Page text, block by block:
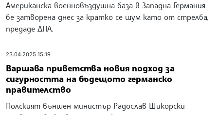
Американска военновъздушна база в Западна Германия
бе затворена днес за кратко се шум като от стрелба,
предаде ДПА.
23.04.2025 15:19
Варшава приветства новия подход за
сигурността на бъдещото германско
правителство
Полският външен министър Радослав Шикорски